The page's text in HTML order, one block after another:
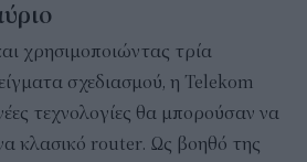
χρησιμοποιώντας τρία
σχεδιασμού, η Telekom
τεχνολογίες θα μπορούσαν να
κλασικό router. Ως βοηθό της